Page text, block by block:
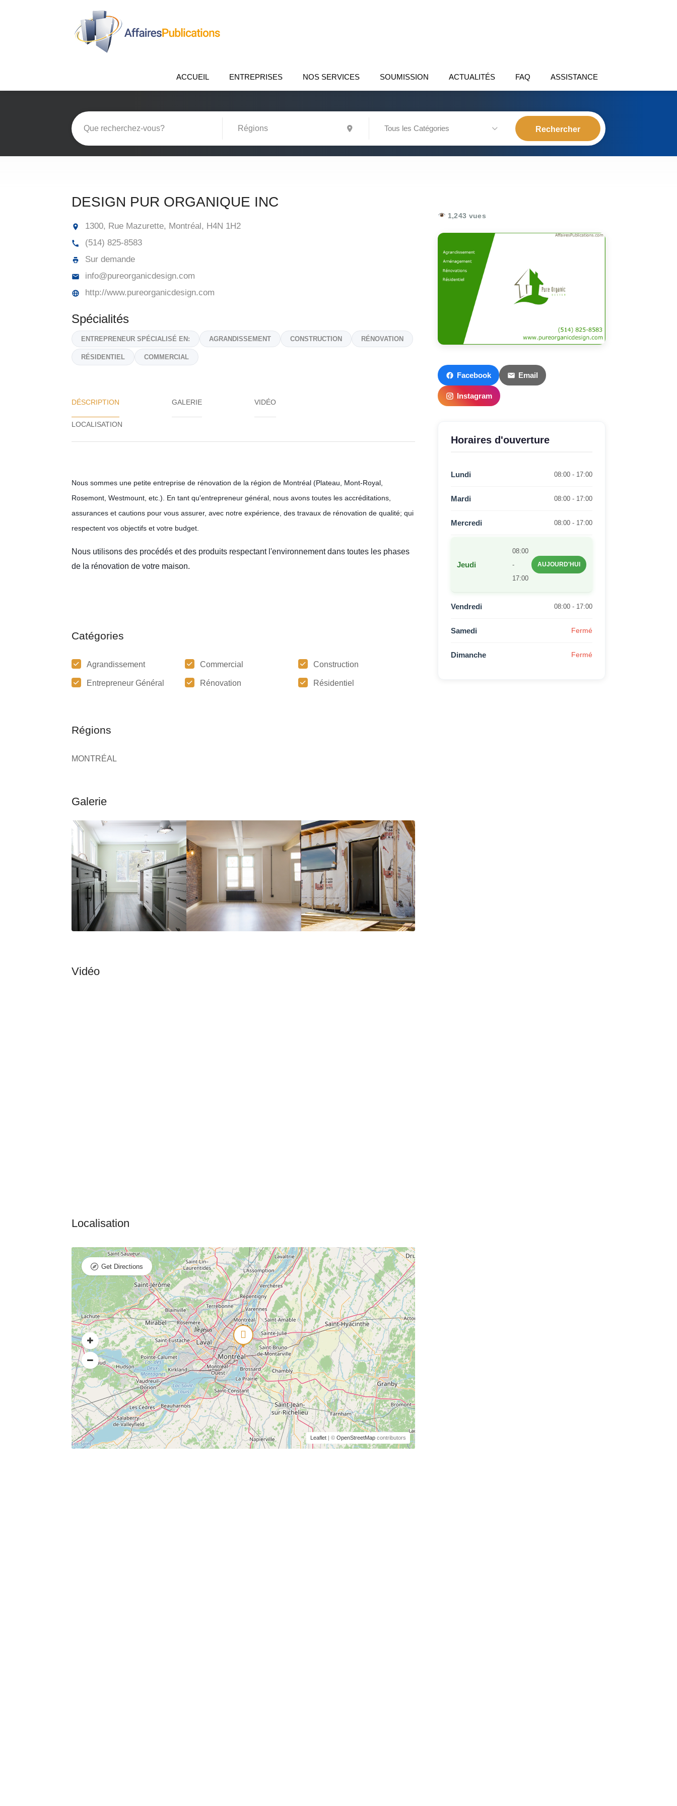
ACCUEIL ENTREPRISES NOS SERVICES SOUMISSION ACTUALITÉS FAQ ASSISTANCE
Tous les Catégories
DESIGN PUR ORGANIQUE INC
1300, Rue Mazurette, Montréal, H4N 1H2
(514) 825-8583
Sur demande
info@pureorganicdesign.com
http://www.pureorganicdesign.com
Spécialités
ENTREPRENEUR SPÉCIALISÉ EN: AGRANDISSEMENT CONSTRUCTION RÉNOVATION
RÉSIDENTIEL COMMERCIAL
DÉSCRIPTION GALERIE VIDÉO
Nous sommes une petite entreprise de rénovation de la région de Montréal (Plateau, Mont-Royal,
Rosemont, Westmount, etc.). En tant qu'entrepreneur général, nous avons toutes les accréditations,
assurances et cautions pour vous assurer, avec notre expérience, des travaux de rénovation de qualité; qui
respectent vos objectifs et votre budget.
Nous utilisons des procédés et des produits respectant l'environnement dans toutes les phases
de la rénovation de votre maison.
Catégories
Agrandissement Commercial Construction
Entrepreneur Général Rénovation Résidentiel
Régions
MONTRÉAL
Leaflet| © OpenStreetMapcontributors
Get Directions
1,243 vues
Facebook Email
Instagram
Horaires d'ouverture
Lundi 08:00 - 17:00
Mardi 08:00 - 17:00
Mercredi 08:00 - 17:00
Jeudi
08:00
-
17:00
AUJOURD'HUI
Vendredi 08:00 - 17:00
Samedi Fermé
Dimanche Fermé